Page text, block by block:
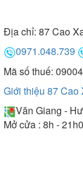
Địa chỉ: 87 Cao
0971.048.739
Mã số thuế:
Giới thiệu 87
Văn Giang -
Mở cửa : 8h -